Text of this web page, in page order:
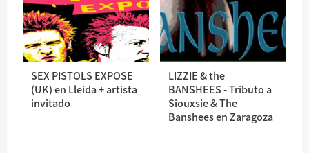
SEX PISTOLS EXPOSE
(UK) en Lleida + artista
invitado
LIZZIE & the
BANSHEES - Tributo a
Siouxsie & The
Banshees en Zaragoza